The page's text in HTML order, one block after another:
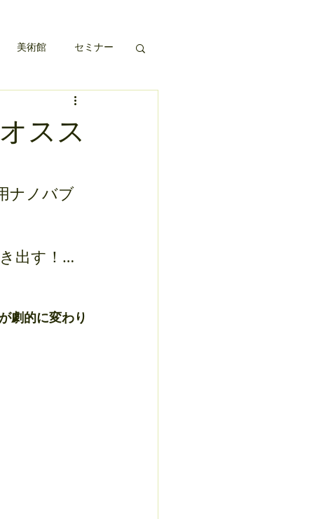
美術館 セミナー
スス
ナノバブ
出す！…
劇的に変わり